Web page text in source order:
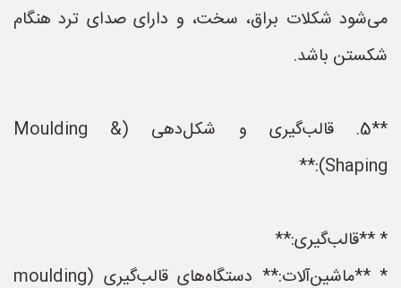
می‌شود شکلات براق، سخت، و دارای صدای ترد هنگام
شکستن باشد.
**5. قالب‌گیری و شکل‌دهی (Moulding &
Shaping):**
* **قالب‌گیری:**
* **ماشین‌آلات:** دستگاه‌های قالب‌گیری (moulding